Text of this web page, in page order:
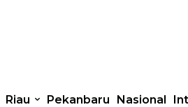
Riau Pekanbaru Nasional